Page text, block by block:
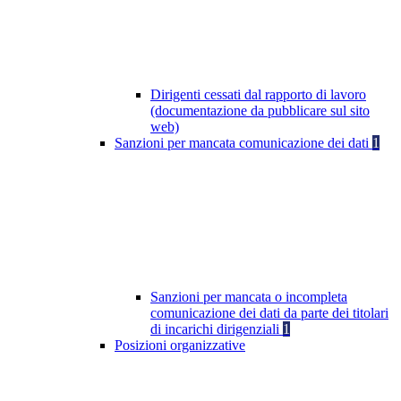
Dirigenti cessati dal rapporto di lavoro
(documentazione da pubblicare sul sito
web)
Sanzioni per mancata comunicazione dei dati 1
Sanzioni per mancata o incompleta
comunicazione dei dati da parte dei titolari
di incarichi dirigenziali 1
Posizioni organizzative